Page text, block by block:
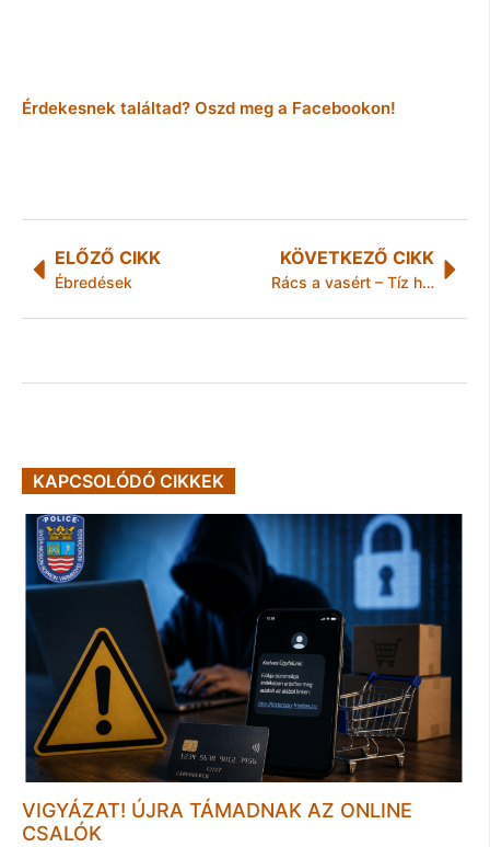
Érdekesnek találtad? Oszd meg a Facebookon!
ELŐZŐ CIKK
Ébredések
KÖVETKEZŐ CIKK
Rács a vasért – Tíz hónapot kapott a fémtolvaj
KAPCSOLÓDÓ CIKKEK
VIGYÁZAT! ÚJRA TÁMADNAK AZ ONLINE
CSALÓK